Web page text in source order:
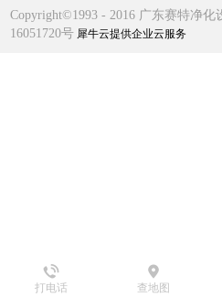
Copyright©1993 - 2016 广东赛特净化
16051720号 犀牛云提供企业云服务
打电话 查地图